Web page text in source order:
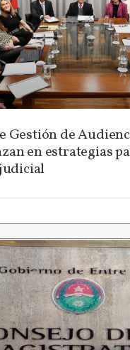
Gestión de
en estrategias